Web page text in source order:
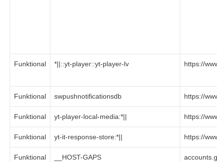
Funktional *||::yt-player::yt-player-lv https://
Funktional swpushnotificationsdb https://
Funktional yt-player-local-media:*|| https://
Funktional yt-it-response-store:*|| https://
Funktional __HOST-GAPS